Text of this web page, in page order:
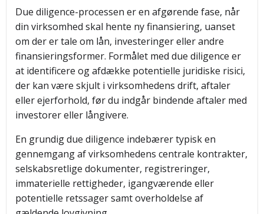
Due diligence-processen er en afgørende fase, når
din virksomhed skal hente ny finansiering, uanset
om der er tale om lån, investeringer eller andre
finansieringsformer. Formålet med due diligence er
at identificere og afdække potentielle juridiske risici,
der kan være skjult i virksomhedens drift, aftaler
eller ejerforhold, før du indgår bindende aftaler med
investorer eller långivere.
En grundig due diligence indebærer typisk en
gennemgang af virksomhedens centrale kontrakter,
selskabsretlige dokumenter, registreringer,
immaterielle rettigheder, igangværende eller
potentielle retssager samt overholdelse af